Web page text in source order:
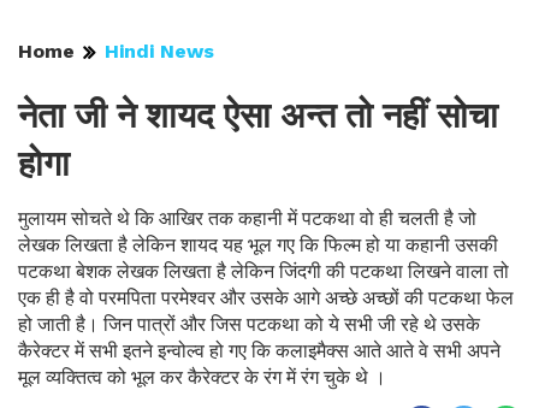
Home Hindi News
नेता जी ने शायद ऐसा अन्त तो नहीं सोचा
होगा
मुलायम सोचते थे कि आखिर तक कहानी में पटकथा वो ही चलती है जो
लेखक लिखता है लेकिन शायद यह भूल गए कि फिल्म हो या कहानी उसकी
पटकथा बेशक लेखक लिखता है लेकिन जिंदगी की पटकथा लिखने वाला तो
एक ही है वो परमपिता परमेश्वर और उसके आगे अच्छे अच्छों की पटकथा फेल
हो जाती है। जिन पात्रों और जिस पटकथा को ये सभी जी रहे थे उसके
कैरेक्टर में सभी इतने इन्वोल्व हो गए कि कलाइमैक्स आते आते वे सभी अपने
मूल व्यक्तित्व को भूल कर कैरेक्टर के रंग में रंग चुके थे ।